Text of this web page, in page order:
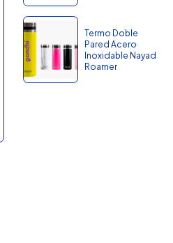
Termo Doble
Pared Acero
Inoxidable Nayad
Roamer